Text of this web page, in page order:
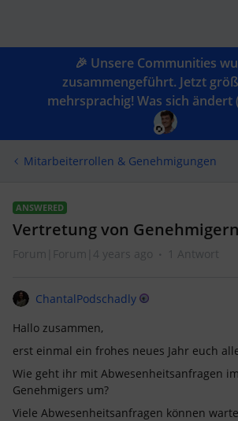
🎉 Unsere Communities
zusammengeführt. Jetzt
mehrsprachig! Was sich ändert
Mitarbeiterrollen & Genehmigungen
ANSWERED
Vertretung von Genehmigern
Forum|Forum|4 years ago 1 Antwort
ChantalPodschadly
Hallo zusammen,
erst einmal ein frohes neues Jahr euch
Wie geht ihr mit Abwesenheitsanfragen
Genehmigers um?
Viele Abwesenheitsanfragen können